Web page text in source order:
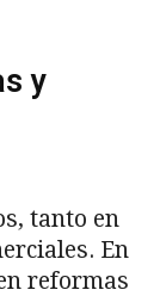
y
tanto en
En
reformas